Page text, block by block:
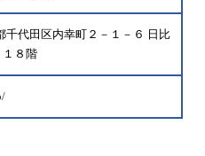
千代田区内幸町２－１－６ 日比
１８階